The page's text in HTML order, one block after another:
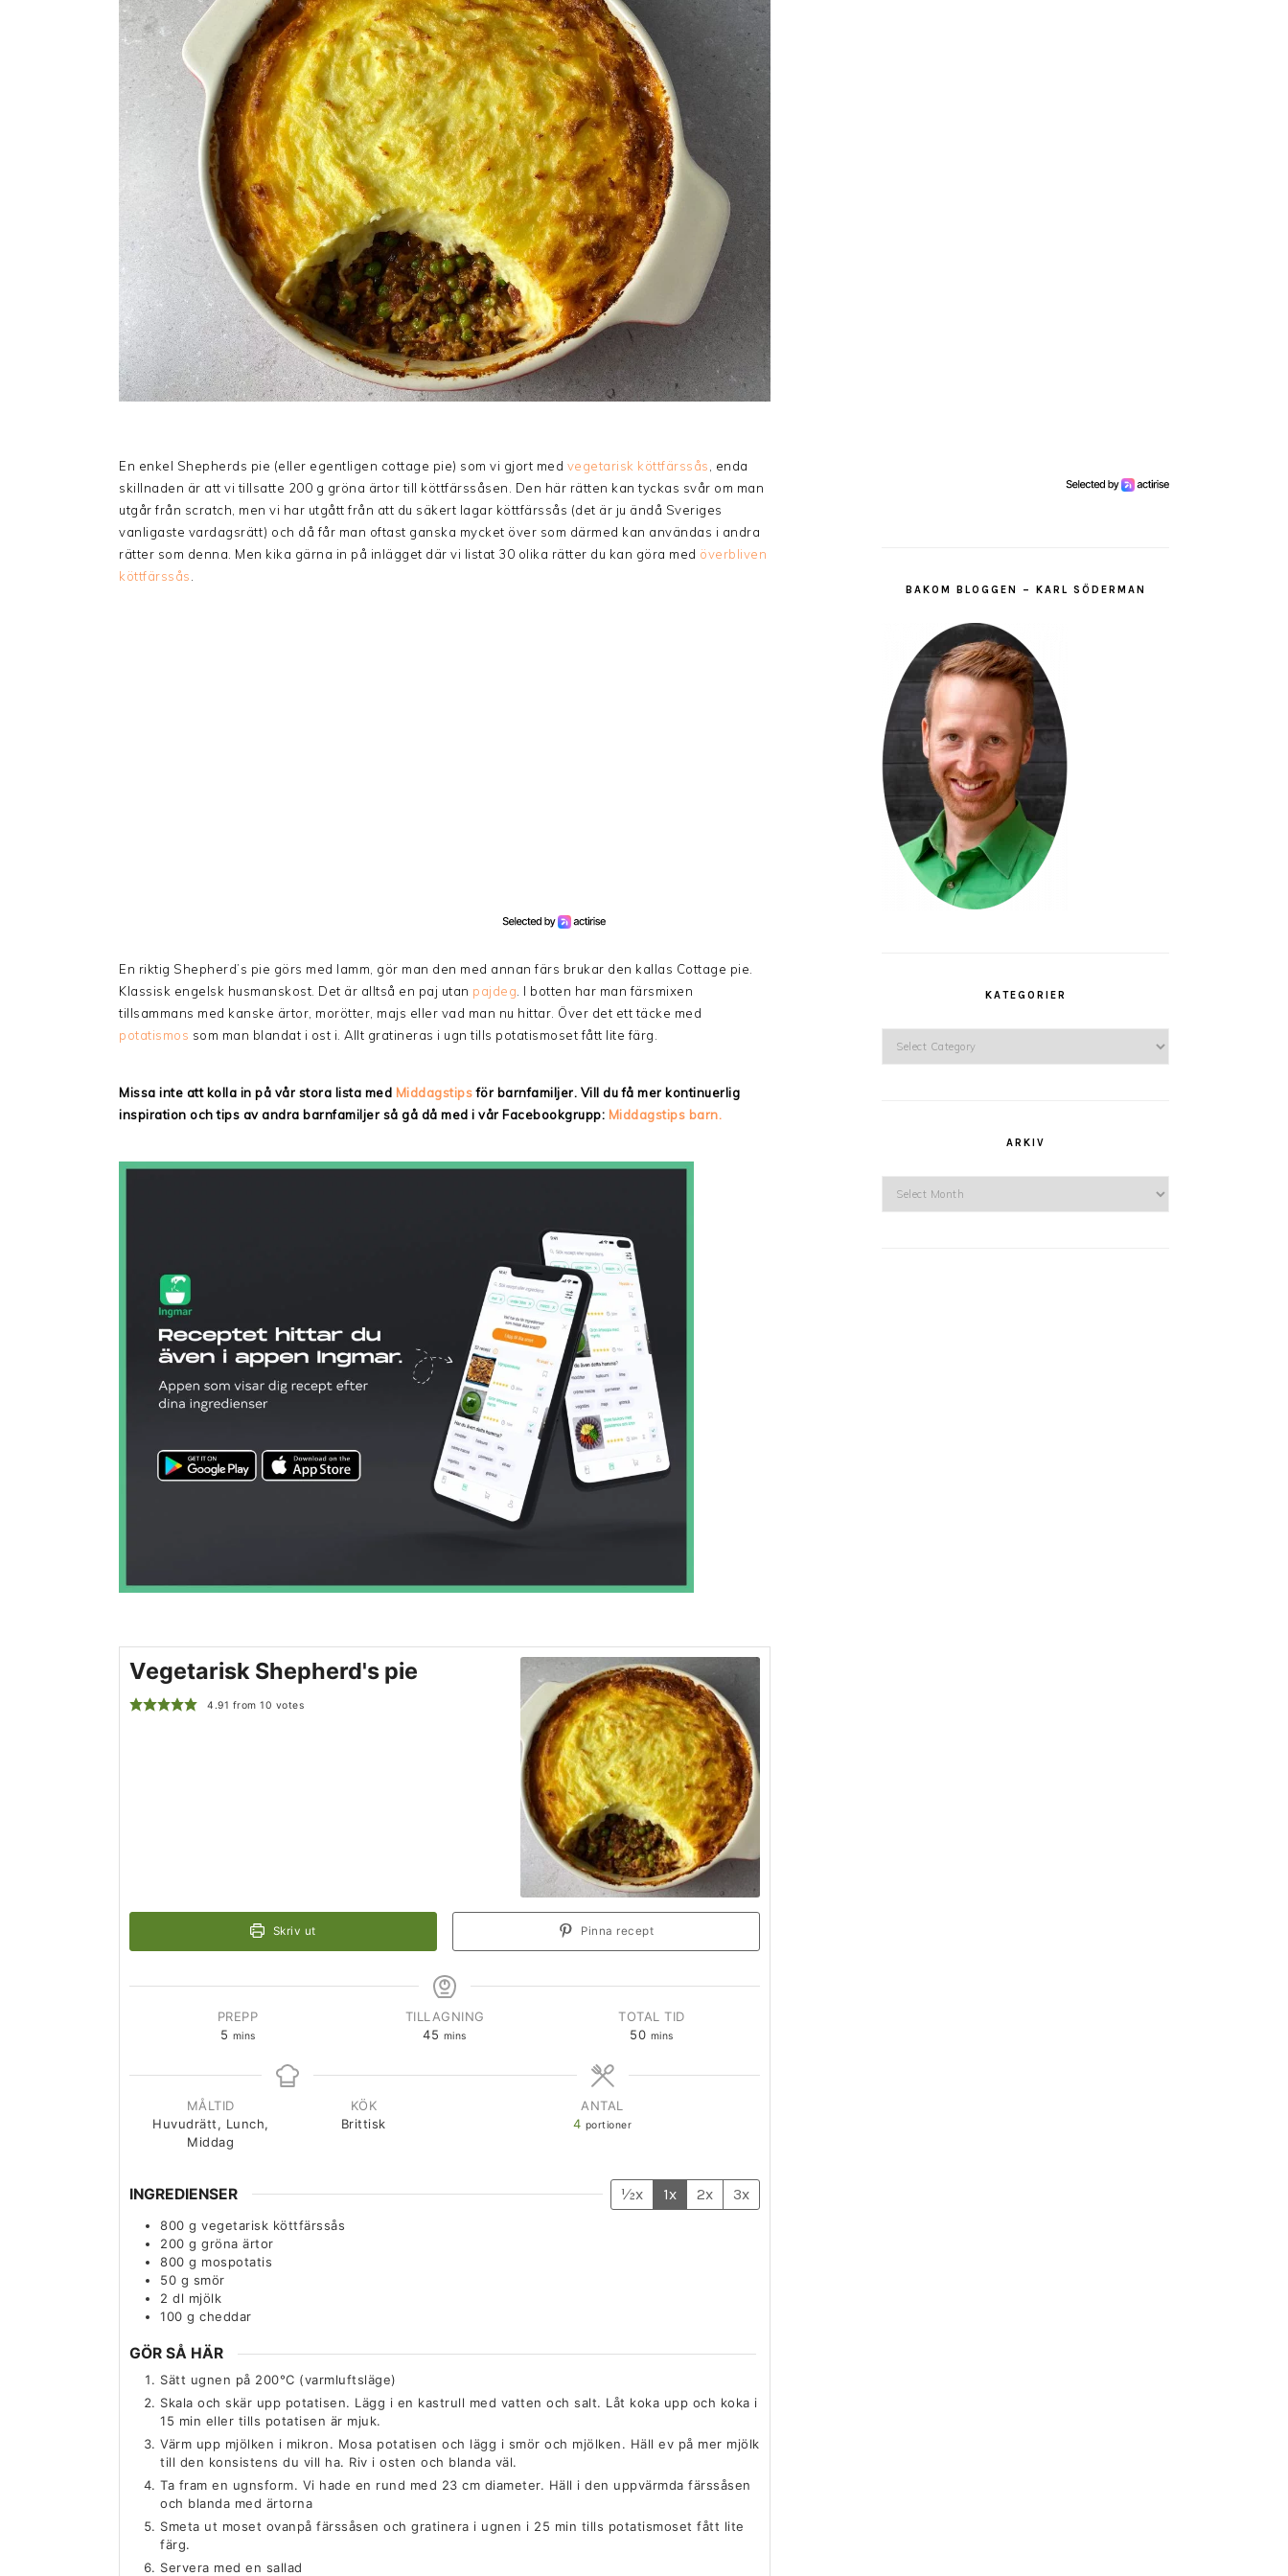
En enkel Shepherds pie (eller egentligen cottage pie) som vi gjort med vegetarisk köttfärssås , enda
skillnaden är att vi tillsatte 200 g gröna ärtor till köttfärssåsen. Den här rätten kan tyckas svår om man
utgår från scratch, men vi har utgått från att du säkert lagar köttfärssås (det är ju ändå Sveriges
vanligaste vardagsrätt) och då får man oftast ganska mycket över som därmed kan användas i andra
rätter som denna. Men kika gärna in på inlägget där vi listat 30 olika rätter du kan göra med överbliven
köttfärssås
En riktig Shepherd’s pie görs med lamm, gör man den med annan färs brukar den kallas Cottage pie.
Klassisk engelsk husmanskost. Det är alltså en paj utan pajdeg . I botten har man färsmixen
tillsammans med kanske ärtor, morötter, majs eller vad man nu hittar. Över det ett täcke med
potatismos som man blandat i ost i. Allt gratineras i ugn tills potatismoset fått lite färg.
Missa inte att kolla in på vår stora lista med Middagstipsför barnfamiljer. Vill du få mer kontinuerlig
inspiration och tips av andra barnfamiljer så gå då med i vår Facebookgrupp: Middagstips barn.
Vegetarisk Shepherd's pie
4.91 from10 votes
Skriv ut Pinna recept
PREPP
5 mins
TILLAGNING
45 mins
TOTAL TID
50 mins
MÅLTID
Huvudrätt, Lunch,
Middag
KÖK
Brittisk
ANTAL
4 portioner
INGREDIENSER ½x 1x 2x 3x
800 g vegetarisk köttfärssås
200 g gröna ärtor
800 g mospotatis
50 g smör
2 dl mjölk
100 g cheddar
GÖR SÅ HÄR
Sätt ugnen på 200°C (varmluftsläge)
Skala och skär upp potatisen. Lägg i en kastrull med vatten och salt. Låt koka upp och koka i
15 min eller tills potatisen är mjuk.
Värm upp mjölken i mikron. Mosa potatisen och lägg i smör och mjölken. Häll ev på mer mjölk
till den konsistens du vill ha. Riv i osten och blanda väl.
Ta fram en ugnsform. Vi hade en rund med 23 cm diameter. Häll i den uppvärmda färssåsen
och blanda med ärtorna
Smeta ut moset ovanpå färssåsen och gratinera i ugnen i 25 min tills potatismoset fått lite
färg.
Servera med en sallad
BAKOM BLOGGEN – KARL SÖDERMAN
KATEGORIER
ARKIV